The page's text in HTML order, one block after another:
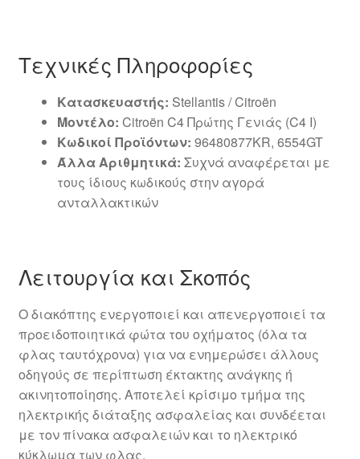
Τεχνικές Πληροφορίες
Κατασκευαστής: Stellantis / Citroën
Μοντέλο: Citroën C4 Πρώτης Γενιάς (C4 I)
Κωδικοί Προϊόντων: 96480877KR, 6554GT
Άλλα Αριθμητικά: Συχνά αναφέρεται με
τους ίδιους κωδικούς στην αγορά
ανταλλακτικών
Λειτουργία και Σκοπός
Ο διακόπτης ενεργοποιεί και απενεργοποιεί τα
προειδοποιητικά φώτα του οχήματος (όλα τα
φλας ταυτόχρονα) για να ενημερώσει άλλους
οδηγούς σε περίπτωση έκτακτης ανάγκης ή
ακινητοποίησης. Αποτελεί κρίσιμο τμήμα της
ηλεκτρικής διάταξης ασφαλείας και συνδέεται
με τον πίνακα ασφαλειών και το ηλεκτρικό
κύκλωμα των φλας.